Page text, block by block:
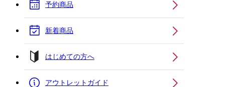
予約商品
新着商品
はじめての方へ
アウトレットガイド